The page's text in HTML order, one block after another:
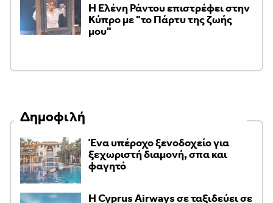
H Ελένη Ράντου επιστρέφει στην
Κύπρο με "το Πάρτυ της ζωής
μου"
Δημοφιλή
Ένα υπέροχο ξενοδοχείο για
ξεχωριστή διαμονή, σπα και
φαγητό
H Cyprus Airways σε ταξιδεύει σε